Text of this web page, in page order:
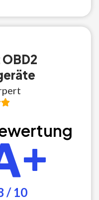
/ 10